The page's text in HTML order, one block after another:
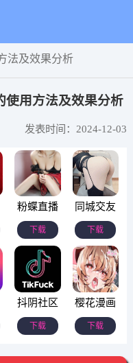
法及效果分析
使用方法及效果分析
发表时间：2024-12-03
粉蝶直播
下载
同城交友
下载
抖阴社区
下载
樱花漫画
下载